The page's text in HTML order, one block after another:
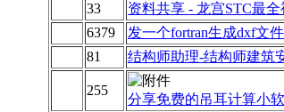
33 资料共享 - 龙宫STC最
6379
发一个fortran生成dxf文
81
结构师助理-结构师建筑
255
分享免费的吊耳计算小